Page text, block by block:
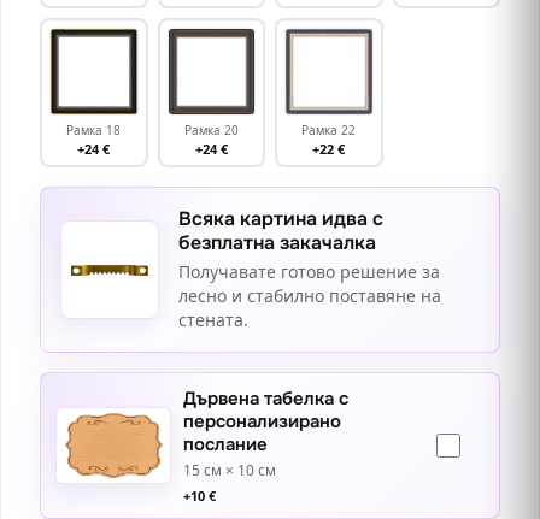
Рамка 18
+24 €
Рамка 20
+24 €
Рамка 22
+22 €
Всяка картина идва с
безплатна закачалка
Получавате готово решение за
лесно и стабилно поставяне на
стената.
Дървена табелка с
персонализирано
послание
15 см × 10 см
+10 €